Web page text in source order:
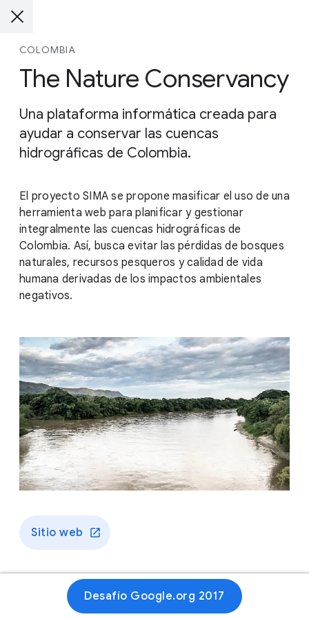
COLOMBIA
The Nature Conservancy
Una plataforma informática creada para
ayudar a conservar las cuencas
hidrográficas de Colombia.
El proyecto SIMA se propone masificar el uso de una
herramienta web para planificar y gestionar
integralmente las cuencas hidrográficas de
Colombia. Así, busca evitar las pérdidas de bosques
naturales, recursos pesqueros y calidad de vida
humana derivadas de los impactos ambientales
negativos.
Sitio web
Desafío Google.org 2017